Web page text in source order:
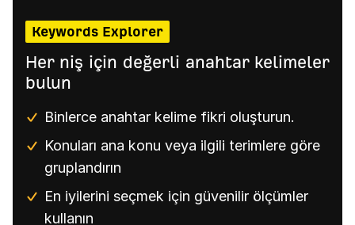
Keywords Explorer
Her niş için değerli anahtar kelimeler
bulun
Binlerce anahtar kelime fikri oluşturun.
Konuları ana konu veya ilgili terimlere göre
gruplandırın
En iyilerini seçmek için güvenilir ölçümler
kullanın